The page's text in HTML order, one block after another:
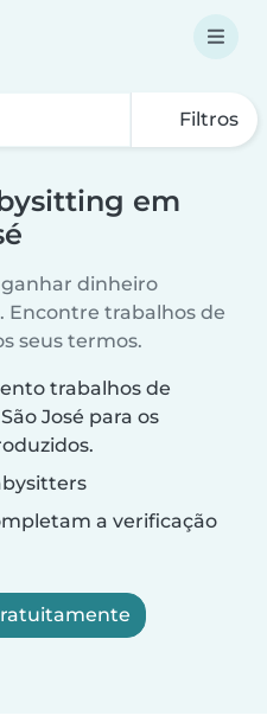
Filtros
em
dinheiro
Encontre trabalhos de
seus termos.
trabalhos de
José para os
a verificação